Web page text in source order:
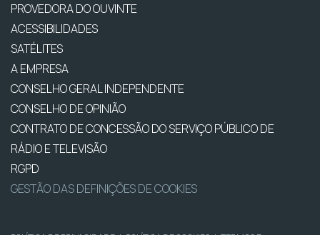
PROVEDORA DO OUVINTE
ACESSIBILIDADES
SATÉLITES
A EMPRESA
CONSELHO GERAL INDEPENDENTE
CONSELHO DE OPINIÃO
CONTRATO DE CONCESSÃO DO SERVIÇO PÚBLICO DE
RÁDIO E TELEVISÃO
RGPD
GESTÃO DAS DEFINIÇÕES DE COOKIES